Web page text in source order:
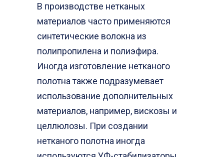
В производстве нетканых
материалов часто применяются
синтетические волокна из
полипропилена и полиэфира.
Иногда изготовление нетканого
полотна также подразумевает
использование дополнительных
материалов, например, вискозы и
целлюлозы. При создании
нетканого полотна иногда